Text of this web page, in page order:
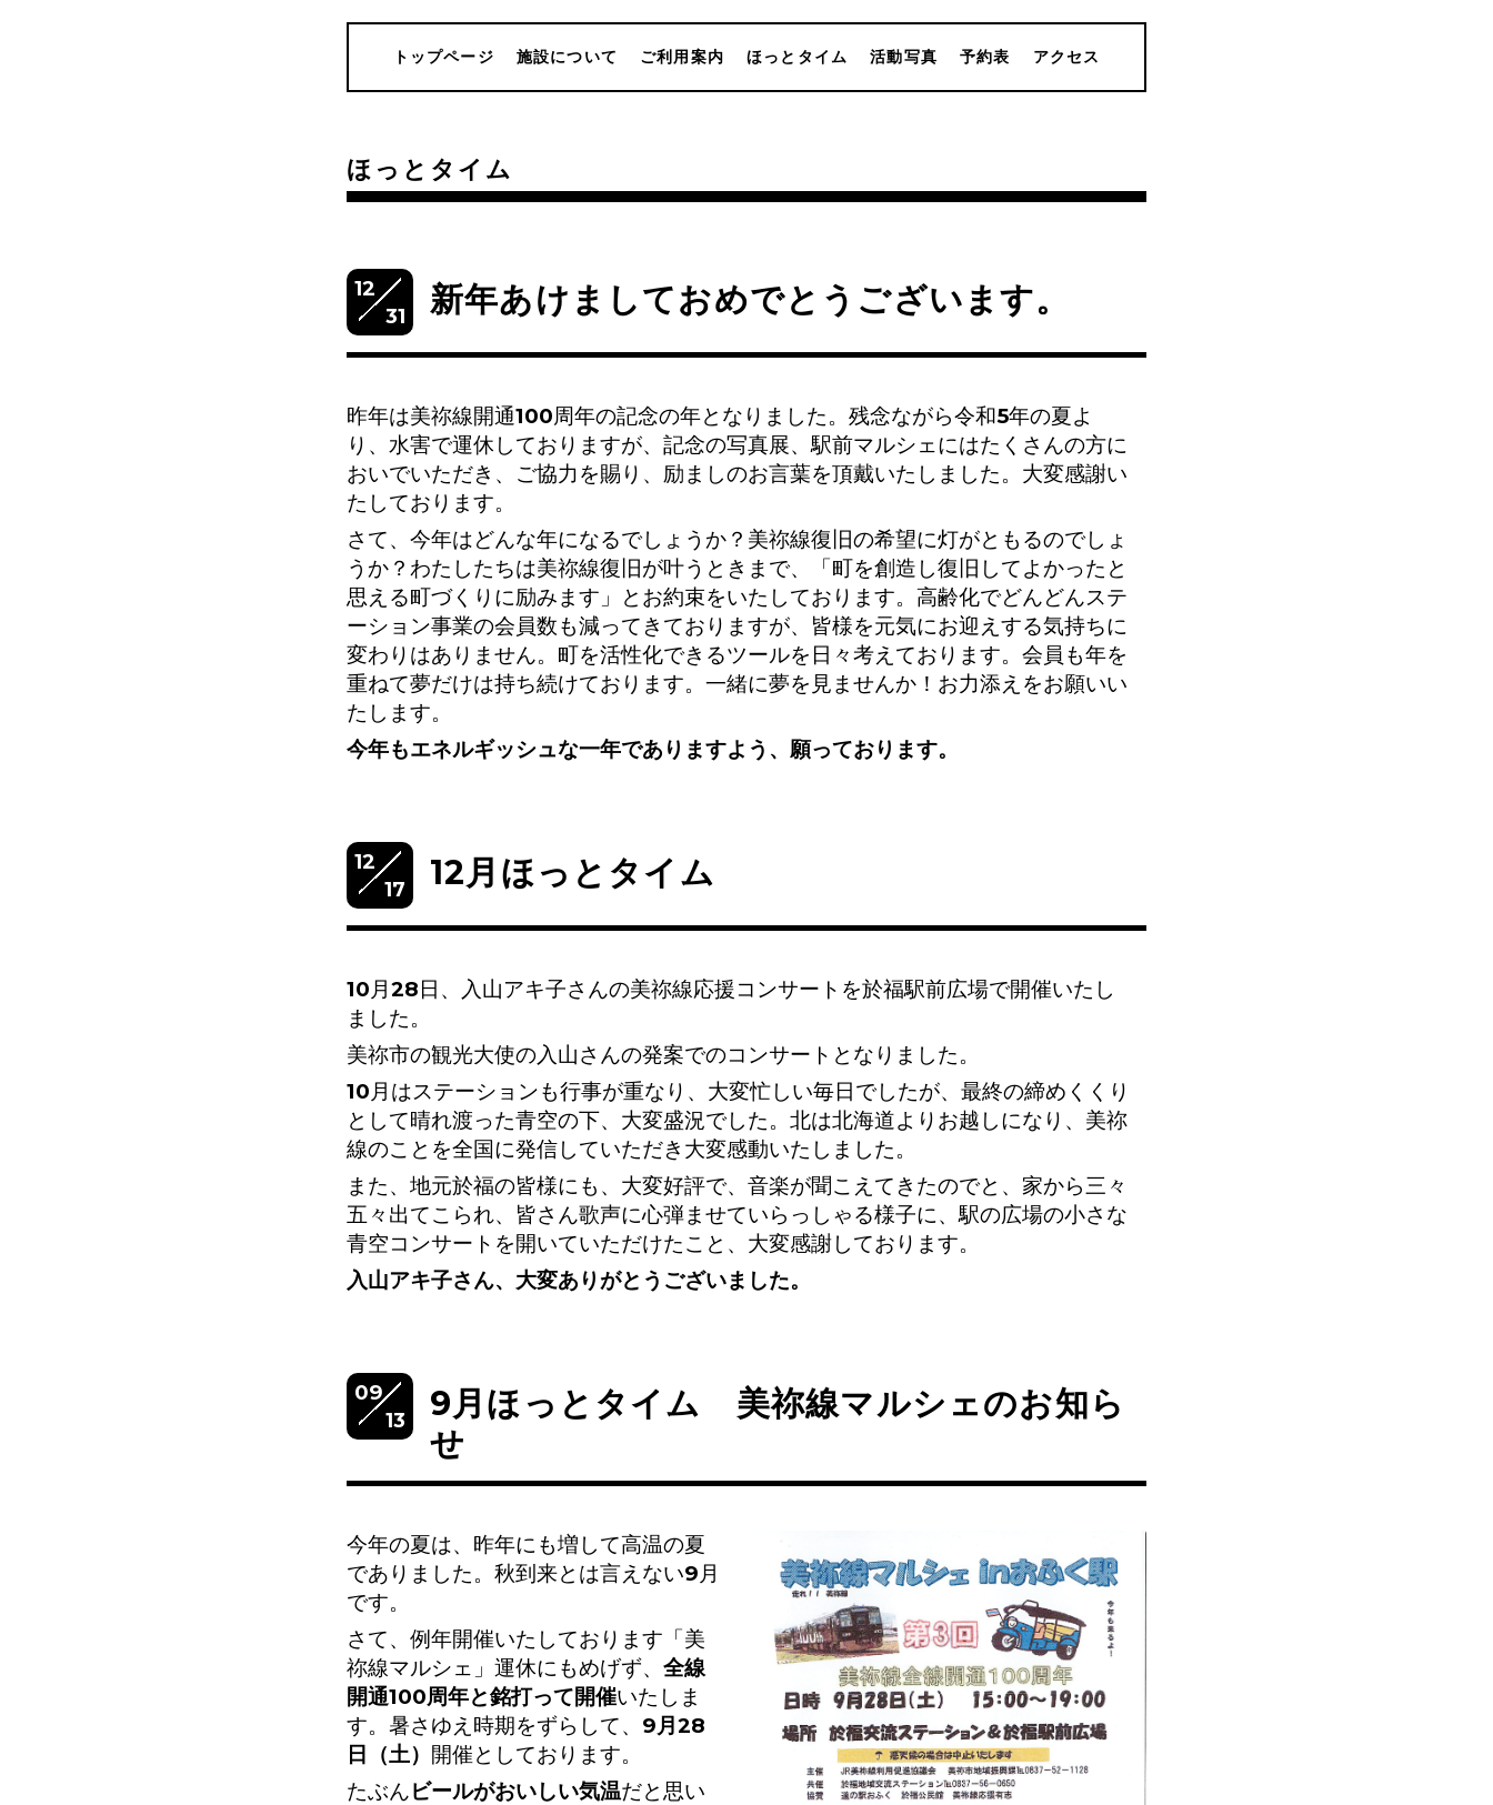
トップページ 施設について ご利用案内 ほっとタイム 活動写真 予約表 アクセス
ほっとタイム
12
31
新年あけましておめでとうございます。
昨年は美祢線開通100周年の記念の年となりました。残念ながら令和5年の夏よ
り、水害で運休しておりますが、記念の写真展、駅前マルシェにはたくさんの方に
おいでいただき、ご協力を賜り、励ましのお言葉を頂戴いたしました。大変感謝い
たしております。
さて、今年はどんな年になるでしょうか？美祢線復旧の希望に灯がともるのでしょ
うか？わたしたちは美祢線復旧が叶うときまで、「町を創造し復旧してよかったと
思える町づくりに励みます」とお約束をいたしております。高齢化でどんどんステ
ーション事業の会員数も減ってきておりますが、皆様を元気にお迎えする気持ちに
変わりはありません。町を活性化できるツールを日々考えております。会員も年を
重ねて夢だけは持ち続けております。一緒に夢を見ませんか！お力添えをお願いい
たします。
今年もエネルギッシュな一年でありますよう、願っております。
12
17
12月ほっとタイム
10月28日、入山アキ子さんの美祢線応援コンサートを於福駅前広場で開催いたし
ました。
美祢市の観光大使の入山さんの発案でのコンサートとなりました。
10月はステーションも行事が重なり、大変忙しい毎日でしたが、最終の締めくくり
として晴れ渡った青空の下、大変盛況でした。北は北海道よりお越しになり、美祢
線のことを全国に発信していただき大変感動いたしました。
また、地元於福の皆様にも、大変好評で、音楽が聞こえてきたのでと、家から三々
五々出てこられ、皆さん歌声に心弾ませていらっしゃる様子に、駅の広場の小さな
青空コンサートを開いていただけたこと、大変感謝しております。
入山アキ子さん、大変ありがとうございました。
09
13
9月ほっとタイム 美祢線マルシェのお知ら
せ
今年の夏は、昨年にも増して高温の夏
でありました。秋到来とは言えない9月
です。
さて、例年開催いたしております「美
祢線マルシェ」運休にもめげず、 全線
開通100周年と銘打って開催いたしま
す。暑さゆえ時期をずらして、 9月28
日（土） 開催としております。
たぶんビールがおいしい気温だと思い